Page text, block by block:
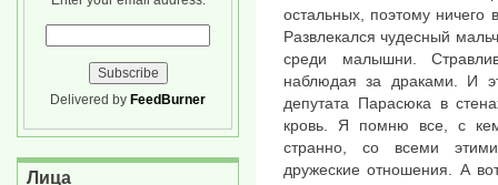
остальных, поэтому ничего
Развлекался чудесный
среди малышни.
наблюдая за драками. И
депутата Парасюка в
кровь. Я помню все, с
странно, со всеми
дружеские отношения. А
Delivered by FeedBurner
Лица